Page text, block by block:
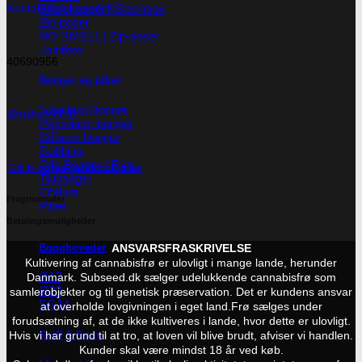
Skulekasser / Stashbox
Zip-poser
NO SMELL | Zip-poser
Jointbox
Bonger og piber
Standard Bonger
Percolator bonger
Diffusor bonger
Dabbing
Olie Bonger / Rigs
Tjubanger
Chillum
Piber
Bonghoveder
Ø17
Ø20
SG14
Sniff & Snus
Kontakt@subseed.dk
40690956
@subseed.dk
Gå til vores facebook-side
Fragtmetoder
ANSVARSFRASKRIVELSE
Kultivering af cannabisfrø er ulovligt i mange lande, herunder
Danmark. Subseed.dk sælger udelukkende cannabisfrø som
samlerobjekter og til genetisk præservation. Det er kundens ansvar
at overholde lovgivningen i eget land. Frø sælges under
forudsætning af, at de ikke kultiveres i lande, hvor dette er ulovligt.
Hvis vi har grund til at tro, at loven vil blive brudt, afviser vi handlen.
Kunder skal være mindst 18 år ved køb.